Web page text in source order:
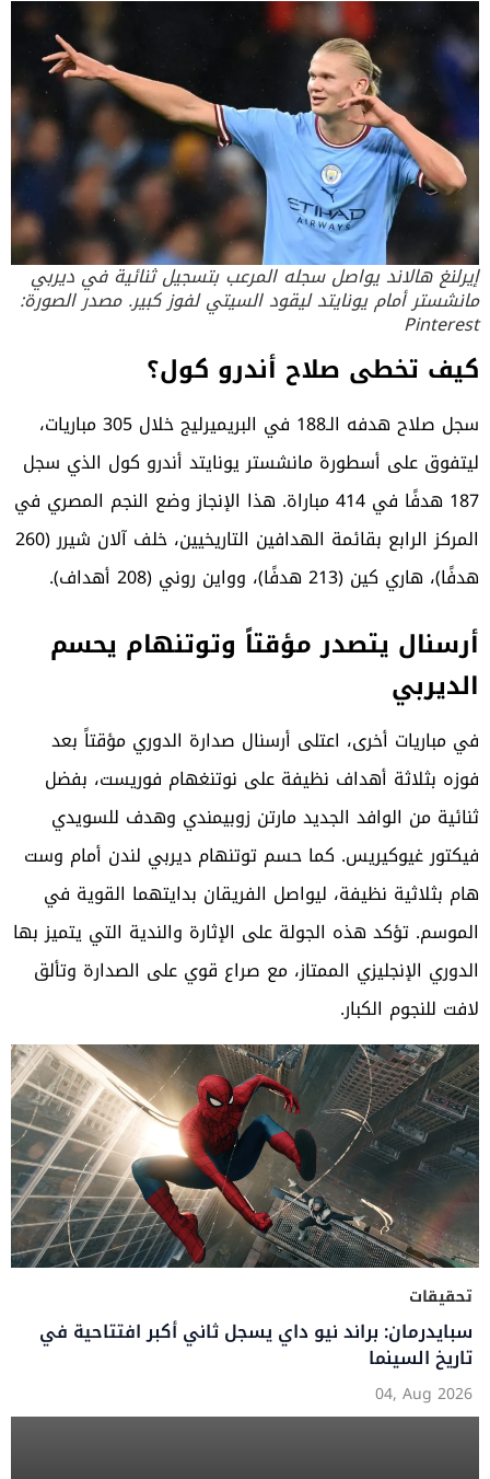
إيرلنغ هالاند يواصل سجله المرعب بتسجيل ثنائية في ديربي
مانشستر أمام يونايتد ليقود السيتي لفوز كبير. مصدر الصورة:
Pinterest
كيف تخطى صلاح أندرو كول؟
سجل صلاح هدفه الـ188 في البريميرليج خلال 305 مباريات،
ليتفوق على أسطورة مانشستر يونايتد أندرو كول الذي سجل
187 هدفًا في 414 مباراة. هذا الإنجاز وضع النجم المصري في
المركز الرابع بقائمة الهدافين التاريخيين، خلف آلان شيرر (260
هدفًا)، هاري كين (213 هدفًا)، وواين روني (208 أهداف).
أرسنال يتصدر مؤقتاً وتوتنهام يحسم
الديربي
في مباريات أخرى، اعتلى أرسنال صدارة الدوري مؤقتاً بعد
فوزه بثلاثة أهداف نظيفة على نوتنغهام فوريست، بفضل
ثنائية من الوافد الجديد مارتن زوبيمندي وهدف للسويدي
فيكتور غيوكيريس. كما حسم توتنهام ديربي لندن أمام وست
هام بثلاثية نظيفة، ليواصل الفريقان بدايتهما القوية في
الموسم. تؤكد هذه الجولة على الإثارة والندية التي يتميز بها
الدوري الإنجليزي الممتاز، مع صراع قوي على الصدارة وتألق
لافت للنجوم الكبار.
تحقيقات
سبايدرمان: براند نيو داي يسجل ثاني أكبر افتتاحية في
تاريخ السينما
04, Aug 2026